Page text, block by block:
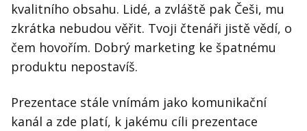
kvalitního obsahu. Lidé, a zvláště pak Češi, mu
zkrátka nebudou věřit. Tvoji čtenáři jistě vědí, o
čem hovořím. Dobrý marketing ke špatnému
produktu nepostavíš.
Prezentace stále vnímám jako komunikační
kanál a zde platí, k jakému cíli prezentace